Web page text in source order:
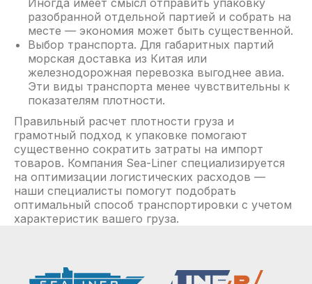
Иногда имеет смысл отправить упаковку
разобранной отдельной партией и собрать на
месте — экономия может быть существенной.
Выбор транспорта. Для габаритных партий
морская доставка из Китая или
железнодорожная перевозка выгоднее авиа.
Эти виды транспорта менее чувствительны к
показателям плотности.
Правильный расчет плотности груза и
грамотный подход к упаковке помогают
существенно сократить затраты на импорт
товаров. Компания Sea-Liner специализируется
на оптимизации логистических расходов —
наши специалисты помогут подобрать
оптимальный способ транспортировки с учетом
характеристик вашего груза.
УСЛУГИ
Доставка опасных грузов
Железнодорожные перевозки
Контейнерные перевозки
Карго-доставка
Доставка сборных грузов
Термины
Авиаперевозки
Доставка мебели
Контакты